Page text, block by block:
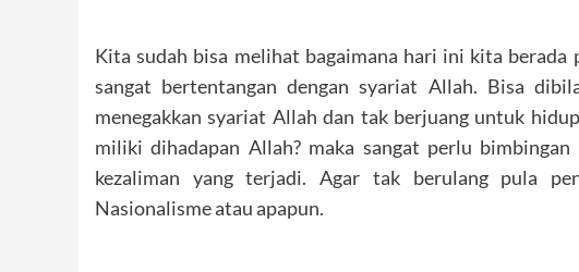
Kita sudah bisa melihat bagaimana hari ini kita berada
sangat bertentangan dengan syariat Allah. Bisa
menegakkan syariat Allah dan tak berjuang untuk
miliki dihadapan Allah? maka sangat perlu
kezaliman yang terjadi. Agar tak berulang pula
Nasionalisme atau apapun.